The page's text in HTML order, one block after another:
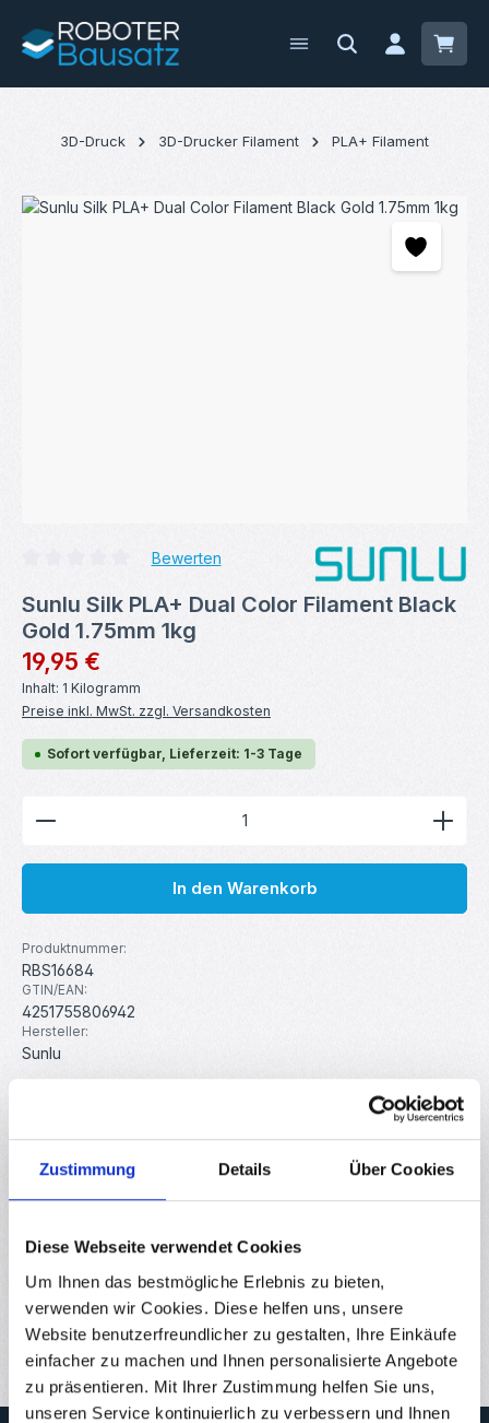
Zustimmung Details Über Cookies
Diese Webseite verwendet Cookies
Um Ihnen das bestmögliche Erlebnis zu bieten,
verwenden wir Cookies. Diese helfen uns, unsere
Website benutzerfreundlicher zu gestalten, Ihre Einkäufe
einfacher zu machen und Ihnen personalisierte Angebote
zu präsentieren. Mit Ihrer Zustimmung helfen Sie uns,
unseren Service kontinuierlich zu verbessern und Ihnen
Zum Hauptinhalt springen
3D-Druck 3D-Drucker Filament PLA+ Filament
Bildergalerie überspringen
Durchschnittliche Bewertung von 0 von 5 Sternen
Bewerten
Sunlu Silk PLA+ Dual Color Filament Black
Gold 1.75mm 1kg
Regulärer Preis:
19,95 €
Inhalt: 1 Kilogramm
Preise inkl. MwSt. zzgl. Versandkosten
Sofort verfügbar, Lieferzeit: 1-3 Tage
Produkt Anzahl: Gib den gewünschten Wert ein
In den Warenkorb
Produktnummer:
RBS16684
GTIN/EAN:
4251755806942
Hersteller:
Sunlu
Das hochwertige Dual-Color Silk PLA+ Filament von Sunlu
Eigenschaften
Downloads
Bewertungen